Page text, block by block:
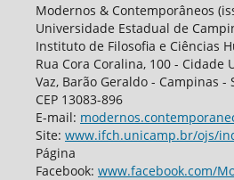
Modernos & Contemporâneos
Universidade Estadual de
Instituto de Filosofia e Ciências
Rua Cora Coralina, 100 -
Vaz, Barão Geraldo - Campinas -
CEP 13083-896
E-mail:
Site: www.ifch.unicamp.br/ojs/
Página
Facebook: www.facebook.com/